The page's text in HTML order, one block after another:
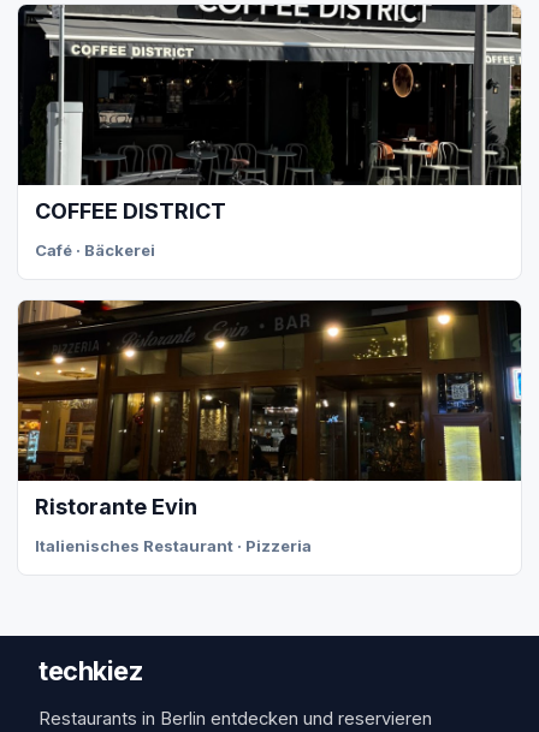
COFFEE DISTRICT
Café · Bäckerei
Ristorante Evin
Italienisches Restaurant · Pizzeria
techkiez
Restaurants in Berlin entdecken und reservieren